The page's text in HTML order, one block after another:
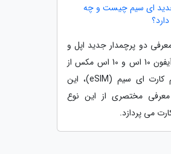
ای سیم چیست و چه
دو پرچمدار جدید اپل و
بهره مندی آیفون 10 اس و 10 اس مکس از
قابلیت سیم کارت ای سیم (eSIM)، این
مختصری از این نوع
می پردازد.